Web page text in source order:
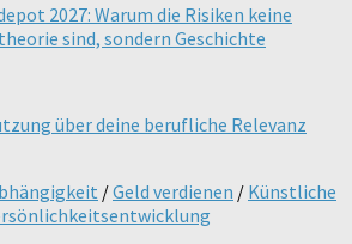
2027: Warum die Risiken keine
sind, sondern Geschichte
/Geld verdienen / Künstliche